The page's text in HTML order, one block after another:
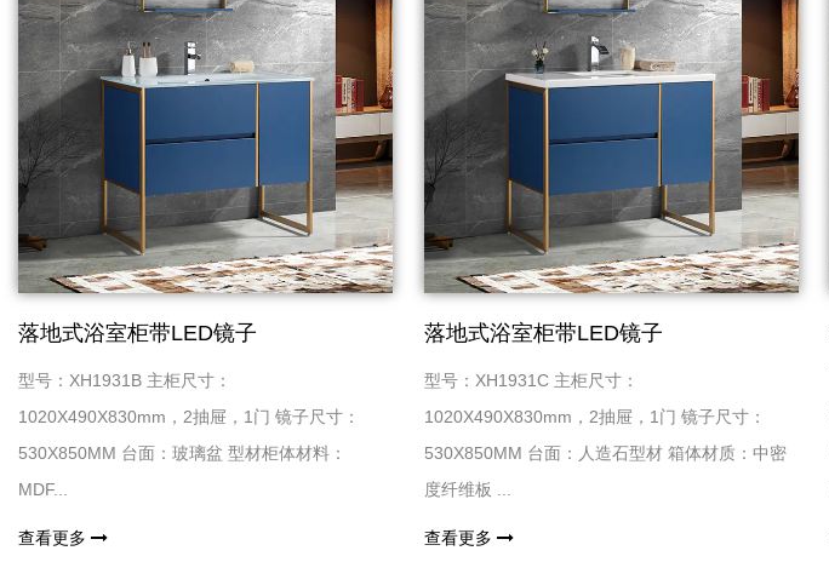
落地式浴室柜带LED镜子
型号：XH1931B 主柜尺寸：
1020X490X830mm，2抽屉，1门 镜子尺寸：
530X850MM 台面：玻璃盆 型材柜体材料：
MDF...
查看更多
落地式浴室柜带LED镜子
型号：XH1931C 主柜尺寸：
1020X490X830mm，2抽屉，1门 镜子尺寸：
530X850MM 台面：人造石型材 箱体材质：中密
度纤维板 ...
查看更多